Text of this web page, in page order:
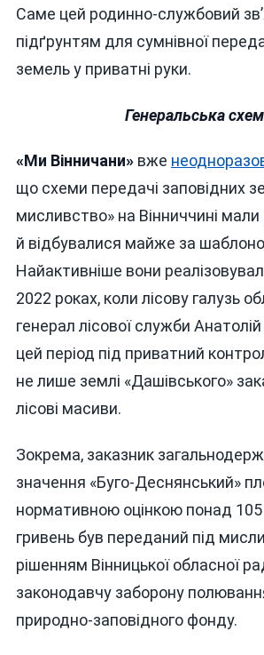
Саме цей родинно-службовий
підґрунтям для сумнівної
земель у приватні руки.
Генеральська
«Ми Вінничани»вже
що схеми передачі заповідних
мисливство» на Вінниччині
й відбувалися майже за
Найактивніше вони
2022 роках, коли лісову галузь
генерал лісової служби
цей період під приватний
не лише землі «Дашівського»
лісові масиви.
Зокрема, заказник
значення «Буго-Деснянський»
нормативною оцінкою понад 105
гривень був переданий під
рішенням Вінницької обласної
законодавчу заборону
природно-заповідного фонду.